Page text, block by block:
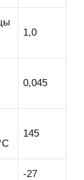
1,0
0,045
145
-27